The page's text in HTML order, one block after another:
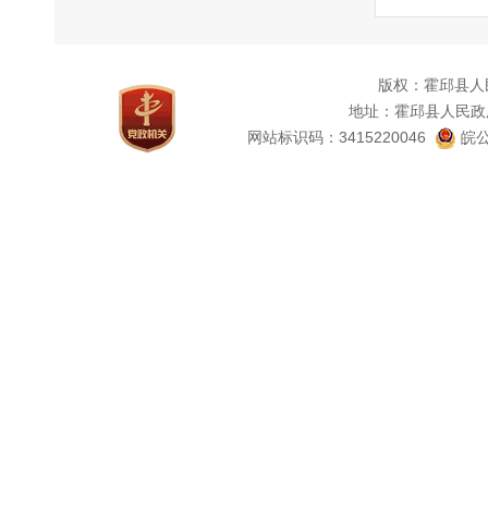
务能
信息
领导
版权：霍邱县
地址：霍邱县人民
网站标识码：3415220046
皖